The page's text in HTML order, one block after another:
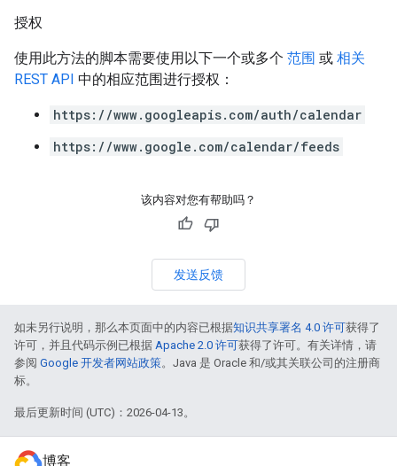
授权
使用此方法的脚本需要使用以下一个或多个 范围 或 相关
REST API 中的相应范围进行授权：
https://www.googleapis.com/auth/calendar
https://www.google.com/calendar/feeds
该内容对您有帮助吗？
发送反馈
如未另行说明，那么本页面中的内容已根据知识共享署名 4.0 许可获得了
许可，并且代码示例已根据 Apache 2.0 许可获得了许可。有关详情，请
参阅 Google 开发者网站政策。Java 是 Oracle 和/或其关联公司的注册商
标。
最后更新时间 (UTC)：2026-04-13。
博客